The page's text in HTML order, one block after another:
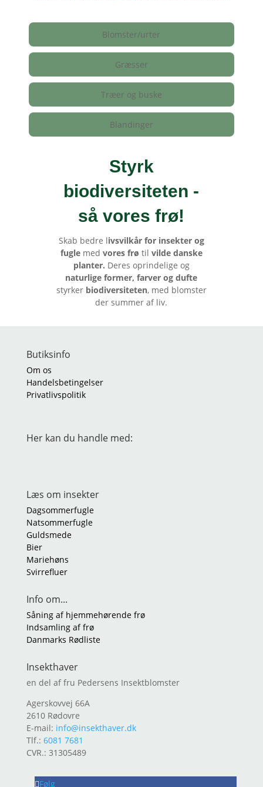
Blomster/urter
Græsser
Træer og buske
Blandinger
Styrk
biodiversiteten -
så vores frø!
Skab bedre livsvilkår for insekter og
fuglemed vores frø til vilde danske
planter. Deres oprindelige og
naturlige former, farver og dufte
styrker biodiversiteten, med blomster
der summer af liv.
Butiksinfo
Om os
Handelsbetingelser
Privatlivspolitik
Her kan du handle med:
Læs om insekter
Dagsommerfugle
Natsommerfugle
Guldsmede
Bier
Mariehøns
Svirrefluer
Info om...
Såning af hjemmehørende frø
Indsamling af frø
Danmarks Rødliste
Insekthaver
en del af fru Pedersens Insektblomster
Agerskovvej 66A
2610 Rødovre
E-mail: info@insekthaver.dk
Tlf.: 6081 7681
CVR.: 31305489
Følg